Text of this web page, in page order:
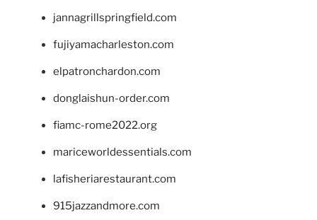
jannagrillspringfield.com
fujiyamacharleston.com
elpatronchardon.com
donglaishun-order.com
fiamc-rome2022.org
mariceworldessentials.com
lafisheriarestaurant.com
915jazzandmore.com